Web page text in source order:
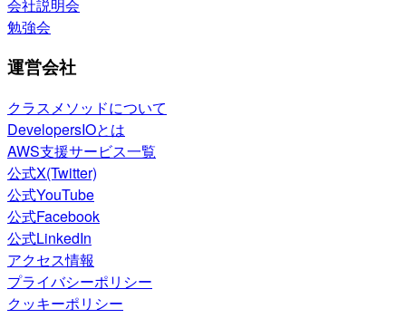
会社説明会
勉強会
運営会社
クラスメソッドについて
DevelopersIOとは
AWS支援サービス一覧
公式X(Twitter)
公式YouTube
公式Facebook
公式LinkedIn
アクセス情報
プライバシーポリシー
クッキーポリシー